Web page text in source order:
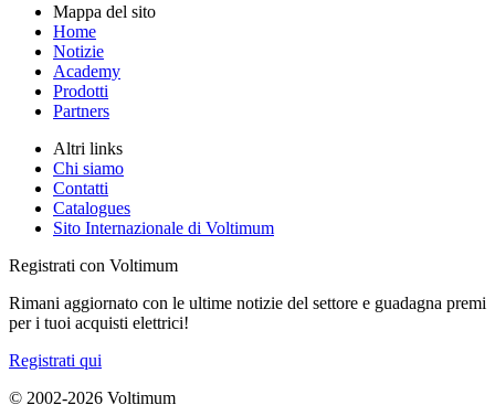
Mappa del sito
Home
Notizie
Academy
Prodotti
Partners
Altri links
Chi siamo
Contatti
Catalogues
Sito Internazionale di Voltimum
Registrati con Voltimum
Rimani aggiornato con le ultime notizie del settore e guadagna premi
per i tuoi acquisti elettrici!
Registrati qui
© 2002-2026 Voltimum